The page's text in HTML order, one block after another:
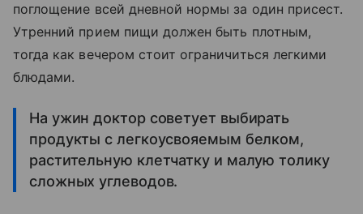
поглощение всей дневной нормы за один присест.
Утренний прием пищи должен быть плотным,
тогда как вечером стоит ограничиться легкими
блюдами.
На ужин доктор советует выбирать
продукты с легкоусвояемым белком,
растительную клетчатку и малую толику
сложных углеводов.